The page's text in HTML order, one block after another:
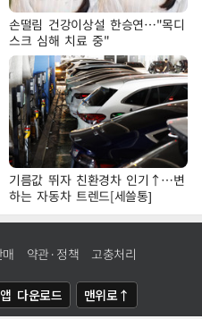
손떨림 건강이상설 한승연…"목디
스크 심해 치료 중"
기름값 뛰자 친환경차 인기↑…변
하는 자동차 트렌드[세쓸통]
약관·정책 고충처리
앱 다운로드 맨위로↑